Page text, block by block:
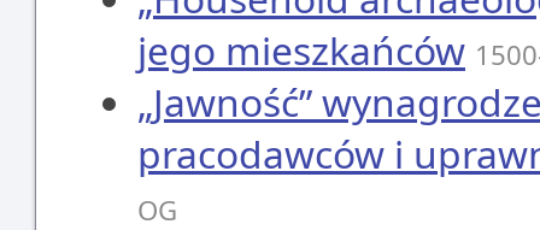
jego mieszkańców
„Jawność”
pracodawców i
OG